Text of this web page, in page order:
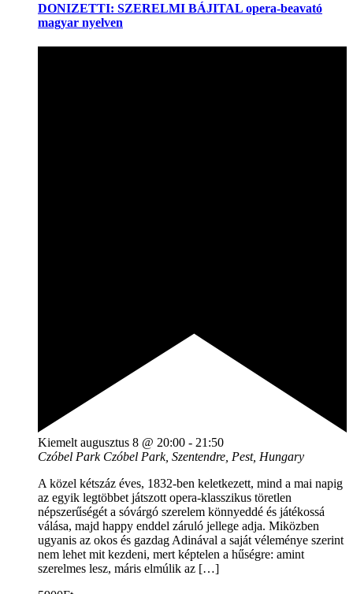
DONIZETTI: SZERELMI BÁJITAL opera-beavató
magyar nyelven
Kiemelt augusztus 8 @ 20:00 - 21:50
Czóbel Park Czóbel Park, Szentendre, Pest, Hungary
A közel kétszáz éves, 1832-ben keletkezett, mind a mai napig
az egyik legtöbbet játszott opera-klasszikus töretlen
népszerűségét a sóvárgó szerelem könnyeddé és játékossá
válása, majd happy enddel záruló jellege adja. Miközben
ugyanis az okos és gazdag Adinával a saját véleménye szerint
nem lehet mit kezdeni, mert képtelen a hűségre: amint
szerelmes lesz, máris elmúlik az […]